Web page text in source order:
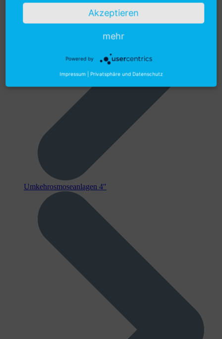
Umkehrosmoseanlagen 4"
Akzeptieren
mehr
Powered by
Impressum Privatsphäre und Datenschutz